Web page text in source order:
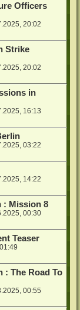
Officers
20:02
Strike
20:02
in
16:13
03:22
14:22
: Mission 8
00:30
Teaser
: The Road To
00:55